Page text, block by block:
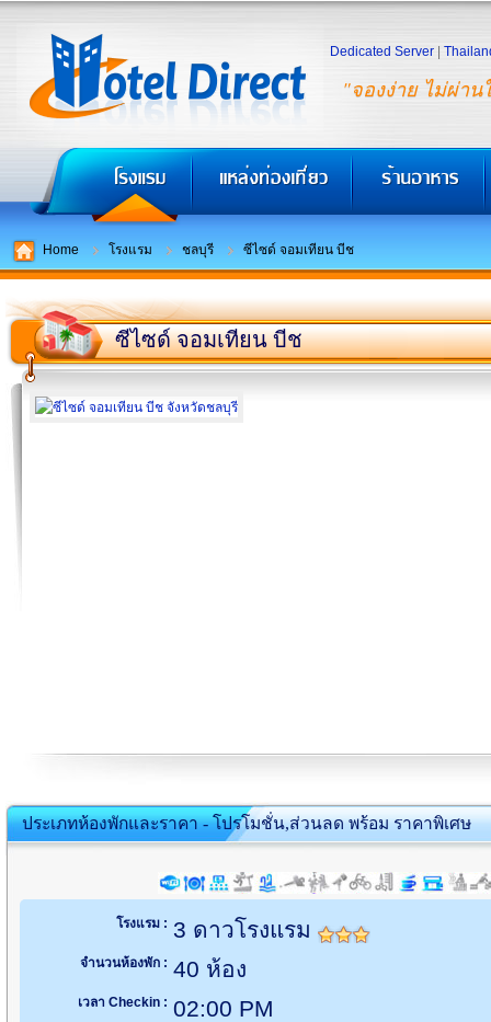
"จองง่าย ไม่ผ่าน
Dedicated Server
Home โรงแรม ชลบุรี ซีไซด์ จอมเทียน บีช
ซีไซด์ จอมเทียน บีช
ประเภทห้องพักและราคา - โปรโมชั่น,ส่วนลด พร้อม ราคาพิเศษ
โรงแรม : 3 ดาวโรงแรม
จำนวนห้องพัก : 40 ห้อง
เวลา Checkin : 02:00 PM